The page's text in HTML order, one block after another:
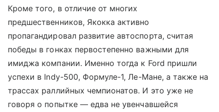
Кроме того, в отличие от многих
предшественников, Якокка активно
пропагандировал развитие автоспорта, считая
победы в гонках первостепенно важными для
имиджа компании. Именно тогда к Ford пришли
успехи в Indy-500, Формуле-1, Ле-Мане, а также на
трассах раллийных чемпионатов. И это уже не
говоря о попытке — едва не увенчавшейся